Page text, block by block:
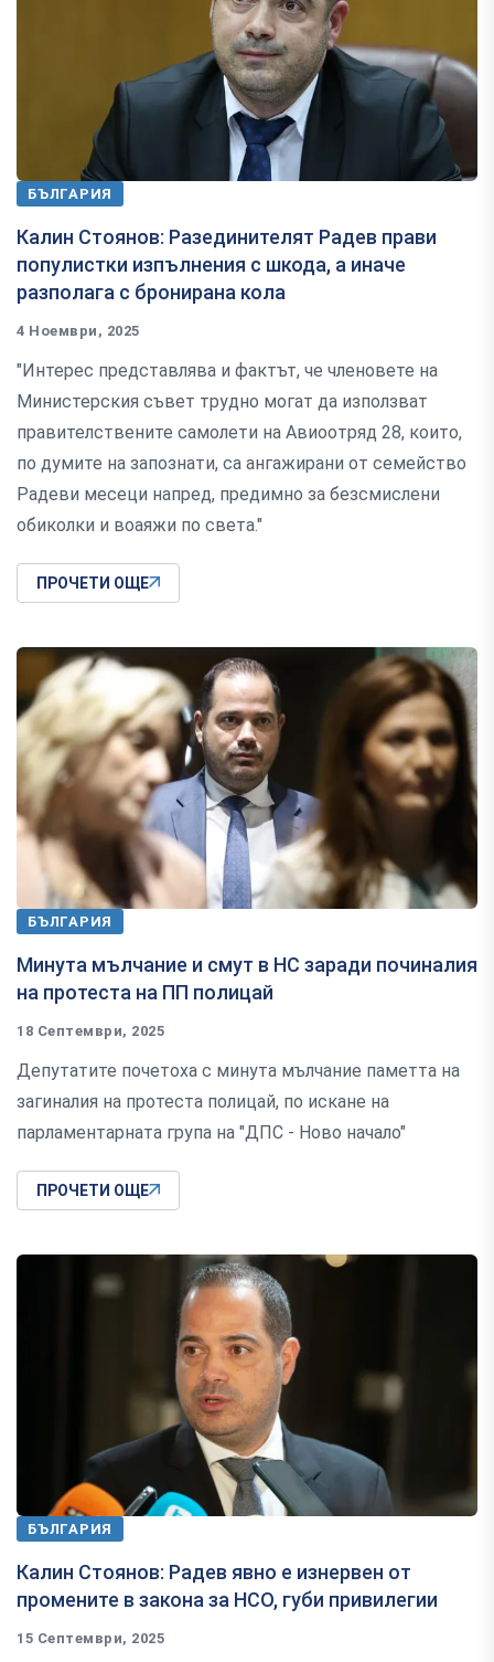
БЪЛГАРИЯ
Калин Стоянов: Разединителят Радев прави
популистки изпълнения с шкода, а иначе
разполага с бронирана кола
4 Ноември, 2025
"Интерес представлява и фактът, че членовете на
Министерския съвет трудно могат да използват
правителствените самолети на Авиоотряд 28, които,
по думите на запознати, са ангажирани от семейство
Радеви месеци напред, предимно за безсмислени
обиколки и воаяжи по света."
ПРОЧЕТИ ОЩЕ
БЪЛГАРИЯ
Минута мълчание и смут в НС заради починалия
на протеста на ПП полицай
18 Септември, 2025
Депутатите почетоха с минута мълчание паметта на
загиналия на протеста полицай, по искане на
парламентарната група на "ДПС - Ново начало"
ПРОЧЕТИ ОЩЕ
БЪЛГАРИЯ
Калин Стоянов: Радев явно е изнервен от
промените в закона за НСО, губи привилегии
15 Септември, 2025